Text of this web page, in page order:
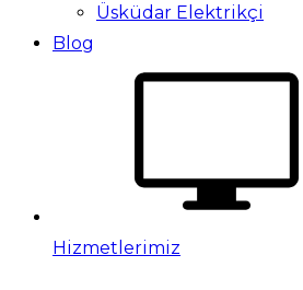
Üsküdar Elektrikçi
Blog
Hizmetlerimiz